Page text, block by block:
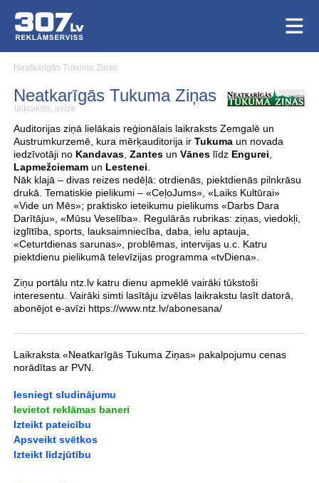
Neatkarīgās Tukuma Ziņas
Neatkarīgās Tukuma Ziņas
laikraksts, avīze
Auditorijas ziņā lielākais reģionālais laikraksts Zemgalē un
Austrumkurzemē, kura mērķauditorija ir Tukumaun novada
iedzīvotāji no Kandavas, Zantesun Vāneslīdz Engurei
Lapmežciemamun Lestenei
Nāk klajā – divas reizes nedēļā: otrdienās, piektdienās pilnkrāsu
drukā. Tematiskie pielikumi – «CeļoJums», «Laiks Kultūrai»
«Vide un Mēs»; praktisko ieteikumu pielikums «Darbs Dara
Darītāju», «Mūsu Veselība». Regulārās rubrikas: ziņas, viedokļi,
izglītība, sports, lauksaimniecība, daba, ielu aptauja,
«Ceturtdienas sarunas», problēmas, intervijas u.c. Katru
piektdienu pielikumā televīzijas programma «tvDiena».
Ziņu portālu ntz.lv katru dienu apmeklē vairāki tūkstoši
interesentu. Vairāki simti lasītāju izvēlas laikrakstu lasīt datorā,
abonējot e-avīzi https://www.ntz.lv/abonesana/
Laikraksta «Neatkarīgās Tukuma Ziņas» pakalpojumu cenas
norādītas ar PVN.
Iesniegt sludinājumu
Ievietot reklāmas baneri
Izteikt pateicību
Apsveikt svētkos
Izteikt līdzjūtību